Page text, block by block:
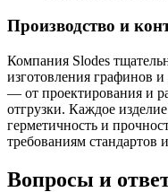
Производство и
Компания Slodes
изготовления графинов и
— от проектирования и
отгрузки. Каждое
герметичность и
требованиям стандартов
Вопросы и